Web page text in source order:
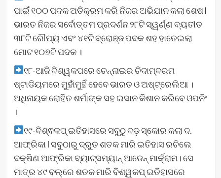
ପାଇଁ ୧୦୦ ପଦକ ଅତିକ୍ରମ କରି ନିଜର ଅଭିଯାନ କଲା ଶେଷ l
ଭାରତ ନିଜର ସର୍ବୋତ୍ତମ ପ୍ରଦର୍ଶନ ୨୮ଟି ସ୍ୱର୍ଣ୍ଣ ବ୍ୟତୀତ
୩୮ଟି ରୌପ୍ୟ ଏବଂ ୪୧ଟି ବ୍ରୋଞ୍ଜ ପଦକ ଶହ ହାତେଇଲା
ମୋଟ ୧୦୭ଟି ପଦକ ।
୧୮-ଆଜି ବିଶ୍ୱକପରେ ଚେନ୍ନାଇର ଚିଦାମ୍ବରମ
ଷ୍ଟାଡିୟମରେ ମୁହାଁମୁହିଁ ହେବେ ଭାରତ ଓ ଅଷ୍ଟ୍ରେଲିଆ ।
ଅଧିନାୟକ ରୋହିତ ଶର୍ମାଙ୍କ ସହ ଇସାନ କିଶାନ କରିବେ ଓପନିଂ
।
୧୯-ବିଶ୍ଵକପ୍‌ ଇତିହାସରେ ସବୁଠୁ ବଡ଼ ସ୍କୋର କଲା ଦ.
ଆଫ୍ରିକା l ସବୁଠାରୁ ଦ୍ରୁତ ଶତକ ମାରି ଇତିହାସ ରଚିଲେ
ଦକ୍ଷିଣ ଆଫ୍ରିକା ବ୍ୟାଟ୍ସମ୍ୟାନ୍‌ ଆଡେନ୍‌ ମାର୍କ୍ରାମ। ସେ
ମାତ୍ର ୪୯ ବଲ୍‌ରେ ଶତକ ମାରି ବିଶ୍ୱକପ୍‌ ଇତିହାସରେ